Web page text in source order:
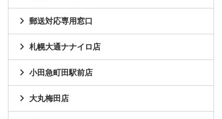
郵送対応専用窓口
札幌大通ナナイロ店
小田急町田駅前店
大丸梅田店